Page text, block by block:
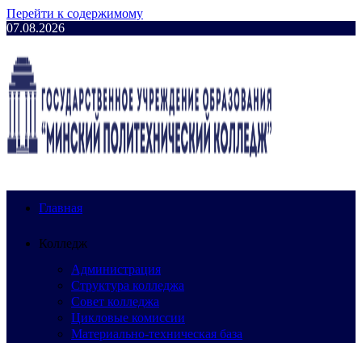
Перейти к содержимому
07.08.2026
Главная
Колледж
Администрация
Структура колледжа
Совет колледжа
Цикловые комиссии
Материально-техническая база